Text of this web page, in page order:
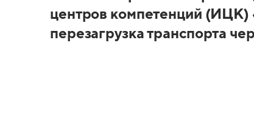
центров компетенций
перезагрузка транспорта